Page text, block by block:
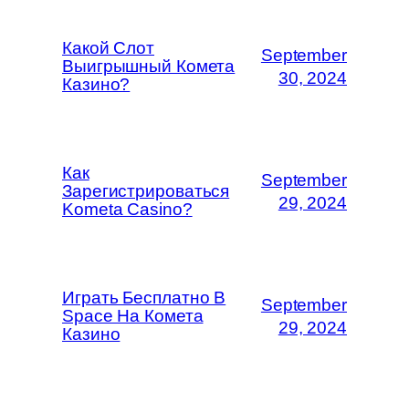
Какой Слот
Выигрышный Комета
Казино?
September
30, 2024
Как
Зарегистрироваться
Kometa Casino?
September
29, 2024
Играть Бесплатно В
Space На Комета
Казино
September
29, 2024